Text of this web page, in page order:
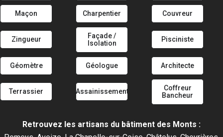
Maçon Charpentier Couvreur
Zingueur
Façade /
Isolation
Pisciniste
Géomètre Géologue Architecte
Terrassier Assainissement
Coffreur
Bancheur
Retrouvez les artisans du bâtiment des Monts :